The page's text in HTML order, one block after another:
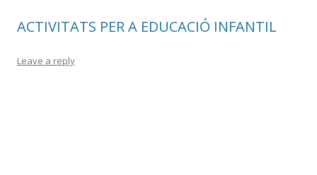
ACTIVITATS PER A EDUCACIÓ INFANTIL
Leave a reply